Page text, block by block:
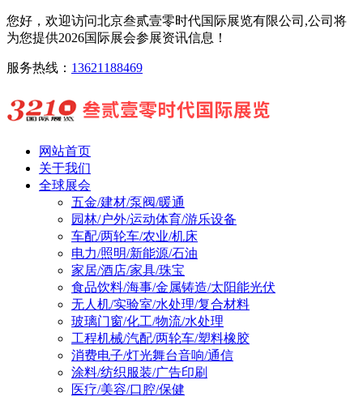
您好，欢迎访问北京叁贰壹零时代国际展览有限公司,公司将
为您提供2026国际展会参展资讯信息！
服务热线： 13621188469
网站首页
关于我们
全球展会
五金/建材/泵阀/暖通
园林/户外/运动体育/游乐设备
车配/两轮车/农业/机床
电力/照明/新能源/石油
家居/酒店/家具/珠宝
食品饮料/海事/金属铸造/太阳能光伏
无人机/实验室/水处理/复合材料
玻璃门窗/化工/物流/水处理
工程机械/汽配/两轮车/塑料橡胶
消费电子/灯光舞台音响/通信
涂料/纺织服装/广告印刷
医疗/美容/口腔/保健